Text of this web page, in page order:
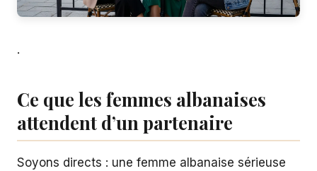
.
Ce que les femmes albanaises
attendent d’un partenaire
Soyons directs : une femme albanaise sérieuse